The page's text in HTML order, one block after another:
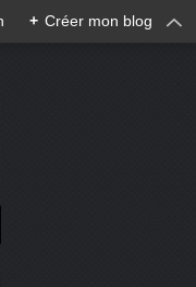
+ Créer mon blog